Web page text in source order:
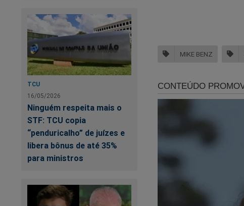
TCU
16/05/2026
Ninguém respeita mais o
STF: TCU copia
“penduricalho” de juízes e
libera bônus de até 35%
para ministros
liberdade como um
desmantelada, o
Alexandre de Moraes,
de tirania. As
profundamente
corroído por aqueles
MIKE BENZ